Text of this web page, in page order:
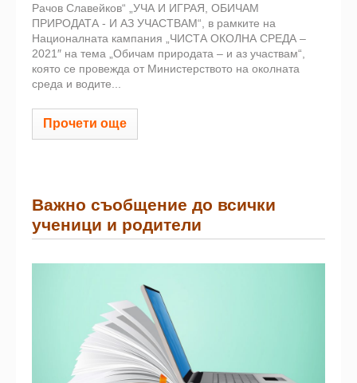
Рачов Славейков“ „УЧА И ИГРАЯ, ОБИЧАМ
ПРИРОДАТА - И АЗ УЧАСТВАМ“, в рамките на
Националната кампания „ЧИСТА ОКОЛНА СРЕДА –
2021″ на тема „Обичам природата – и аз участвам“,
която се провежда от Министерството на околната
среда и водите...
Прочети още
Важно съобщение до всички
ученици и родители